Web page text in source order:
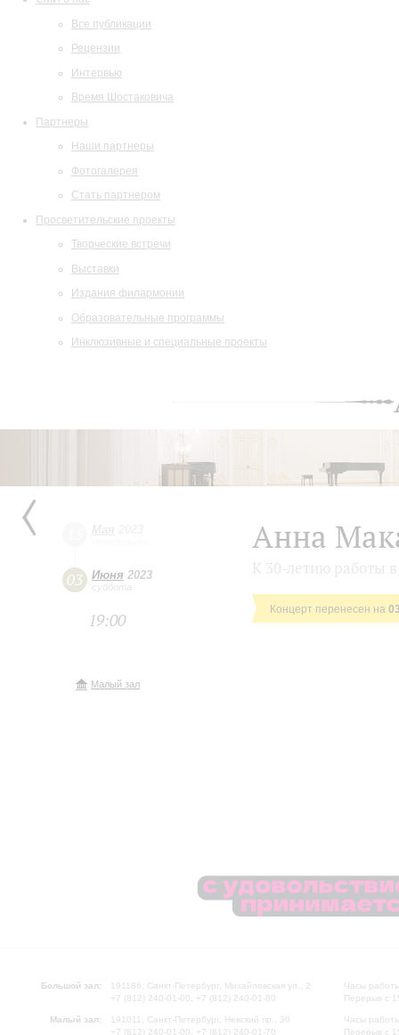
Все публикации
Рецензии
Интервью
Время Шостаковича
Партнеры
Наши партнеры
Фотогалерея
Стать партнером
Просветительские проекты
Творческие встречи
Выставки
Издания филармонии
Образовательные программы
Инклюзивные и специальные проекты
03 Июня 2023
суббота
19:00
Малый зал
Анна
Концерт перенесен на
Большой зал:
191186, Санкт-Петербург, Михайловская ул., 2
+7 (812) 240-01-00, +7 (812) 240-01-80
Малый зал:
191011, Санкт-Петербург, Невский пр., 30
+7 (812) 240-01-00, +7 (812) 240-01-70
Часы
Перерыв с
Часы
Перерыв с